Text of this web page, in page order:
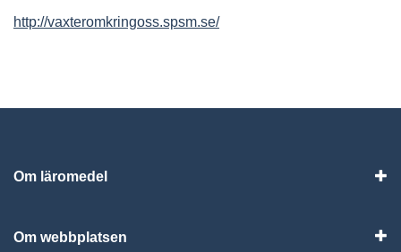
http://vaxteromkringoss.spsm.se/
Om läromedel
Om webbplatsen